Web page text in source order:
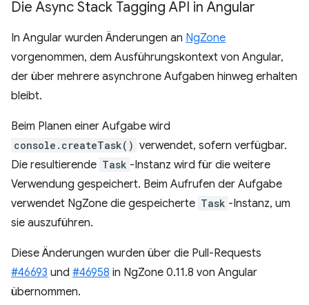
Die Async Stack Tagging API in Angular
In Angular wurden Änderungen an NgZone
vorgenommen, dem Ausführungskontext von Angular,
der über mehrere asynchrone Aufgaben hinweg erhalten
bleibt.
Beim Planen einer Aufgabe wird
console.createTask() verwendet, sofern verfügbar.
Die resultierende Task -Instanz wird für die weitere
Verwendung gespeichert. Beim Aufrufen der Aufgabe
verwendet NgZone die gespeicherte Task -Instanz, um
sie auszuführen.
Diese Änderungen wurden über die Pull-Requests
#46693 und #46958 in NgZone 0.11.8 von Angular
übernommen.